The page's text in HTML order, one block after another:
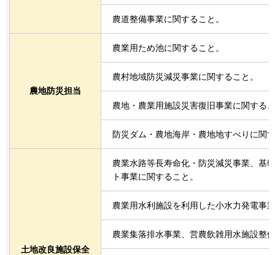
農道整備事業に関すること。
農地防災担当
農業用ため池に関すること。
農村地域防災減災事業に関すること。
農地・農業用施設災害復旧事業に関する
防災ダム・農地海岸・農地地すべりに関
土地改良施設保全
農業水路等長寿命化・防災減災事業、基
ト事業に関すること。
農業用水利施設を利用した小水力発電事
農業集落排水事業、営農飲雑用水施設整